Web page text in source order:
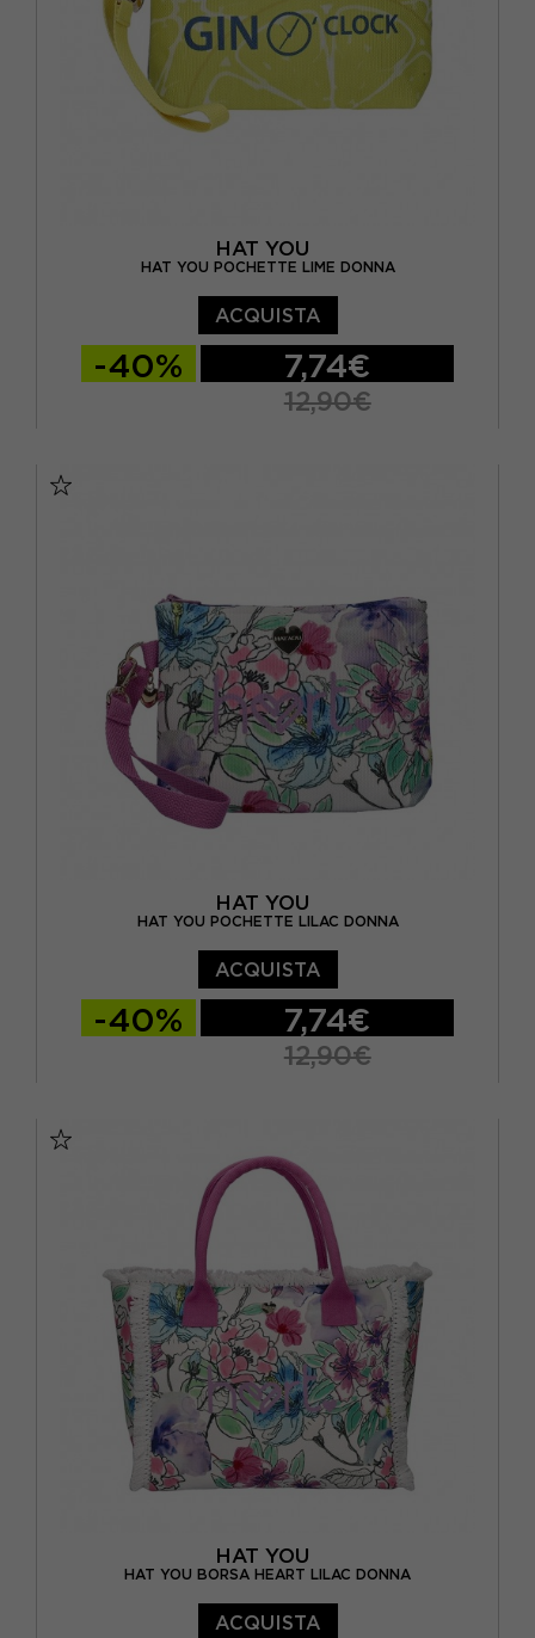
HAT YOU
HAT YOU POCHETTE LIME DONNA
ACQUISTA
-40% 7,74€
12,90€
HAT YOU
HAT YOU POCHETTE LILAC DONNA
ACQUISTA
-40% 7,74€
12,90€
HAT YOU
HAT YOU BORSA HEART LILAC DONNA
ACQUISTA